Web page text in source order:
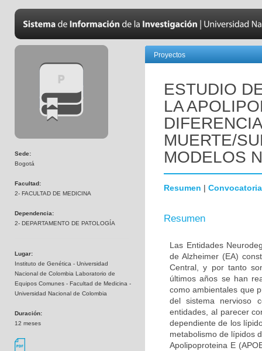
Sede:
Bogotá
Facultad:
2- FACULTAD DE MEDICINA
Dependencia:
2- DEPARTAMENTO DE PATOLOGÍA
Lugar:
Instituto de Genética - Universidad
Nacional de Colombia Laboratorio de
Equipos Comunes - Facultad de Medicina -
Universidad Nacional de Colombia
Duración:
12 meses
Proyectos
ESTUDIO
LA
MUERTE/
MODELOS
Resumen | Convocatoria
Resumen
Las Entidades
de Alzheimer (EA)
Central, y por tanto
últimos años se han
como ambientales que
del sistema nervioso
entidades, al parecer
dependiente de los
metabolismo de lípidos
Apolipoproteina E